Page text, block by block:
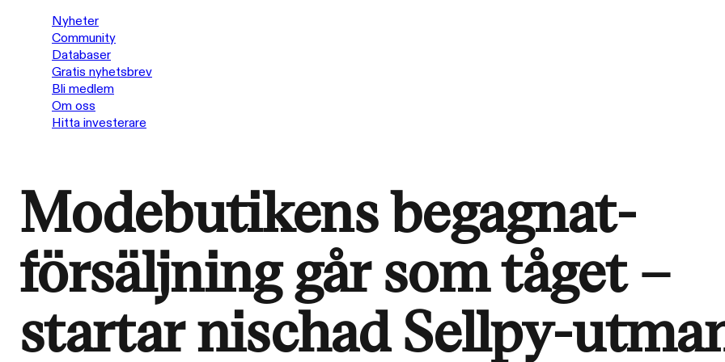
Nyheter
Community
Databaser
Gratis nyhetsbrev
Bli medlem
Om oss
Hitta investerare
Modebutikens begagnat-
försäljning går som tåget –
startar nischad Sellpy-